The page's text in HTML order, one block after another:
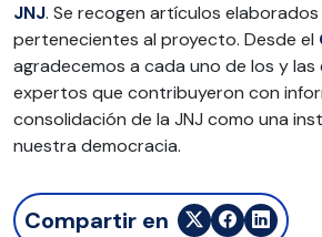
JNJ. Se recogen artículos
pertenecientes al proyecto. Desde el
agradecemos a cada uno de los y
expertos que contribuyeron con
consolidación de la JNJ como una
nuestra democracia.
Compartir en